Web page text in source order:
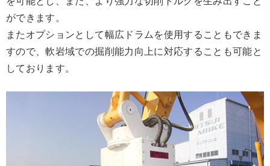
ができます。
またオプションとして幅広ドラムを使用することもできま
すので、軟岩域での掘削能力向上に対応することも可能と
しております。